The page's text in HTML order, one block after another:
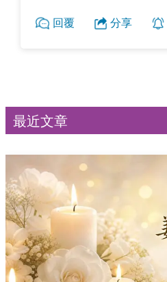
回覆 分享
最近文章